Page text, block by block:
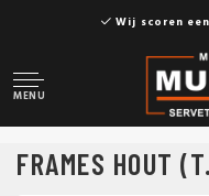
Wij scoren
MENU
FRAMES HOUT